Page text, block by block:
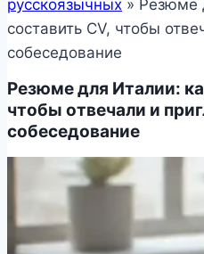
русскоязычных » Резюме
составить CV, чтобы
собеседование
Резюме для Италии:
чтобы отвечали и
собеседование